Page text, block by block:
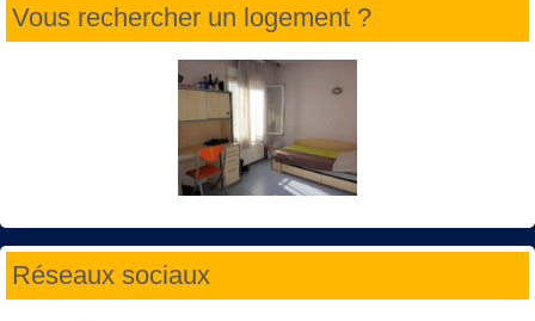
Vous rechercher un logement ?
Réseaux sociaux